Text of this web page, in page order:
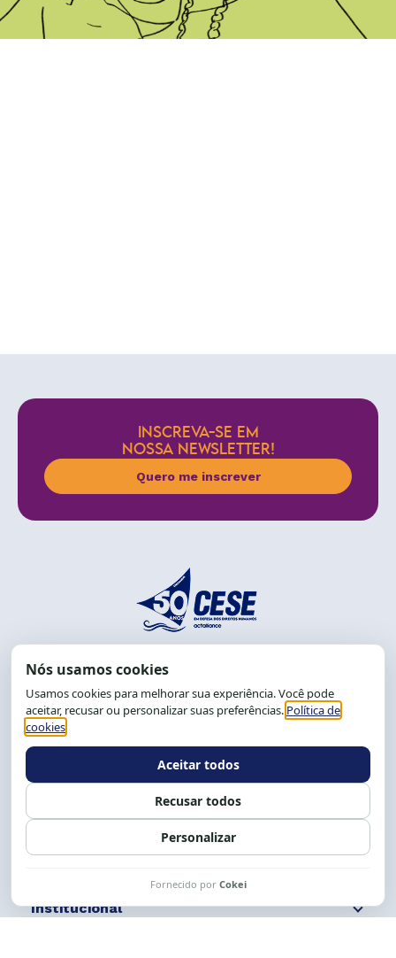
INSCREVA-SE EM
NOSSA NEWSLETTER!
Quero me inscrever
End.: R. da Graça, 150. Graça
CEP: 40.150-055
Salvador-BA, Brasil.
Tel.: (71) 2104-5457, Cel.: (71) 9 9239-2104 ou 2105
Expediente: 8h às 12h e 13 às 17h.
Siga nossas redes Fale conosco
Institucional